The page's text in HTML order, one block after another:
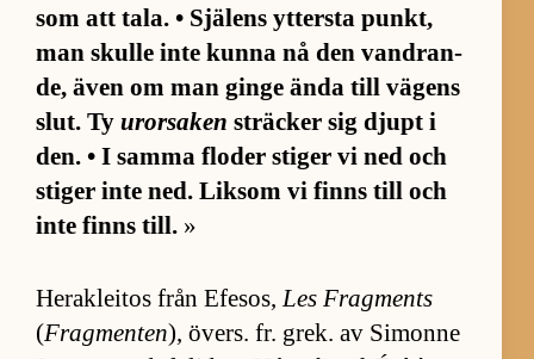
som att ta­la. • Sjä­lens yt­tersta punkt,
man skulle inte kunna nå den vand­ran­
de, även om man ginge ända till vä­gens
slut. Ty urorsaken sträcker sig djupt i
den. • I samma flo­der sti­ger vi ned och
sti­ger inte ned. Lik­som vi finns till och
inte finns till. »
Herak­le­i­tos från Efe­sos, Les Frag­ments
(Fragmenten), övers. fr. grek. av Simonne